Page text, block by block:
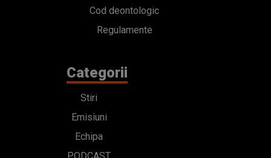
Cod deontologic
Regulamente
Categorii
Stiri
Emisiuni
Echipa